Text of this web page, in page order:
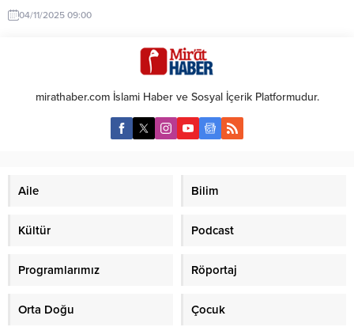
olduğu bilinmektedir. Bir noktada
iyi olan bir şeyin bir başka
beklenmeyen bir şey değildir.
Negatif veya pozitif eylemler,
kişiden, niyetinden ve
beklentisinden bağımsız ele
alınamaz! Aslında iyilik ve kötülük
dediğimiz olgular, kendi...
04/11/2025 09:00
mirathaber.com İslami Haber ve Sosyal İçerik Platformudur.
Aile Bilim
Kültür Podcast
Programlarımız Röportaj
Orta Doğu Çocuk